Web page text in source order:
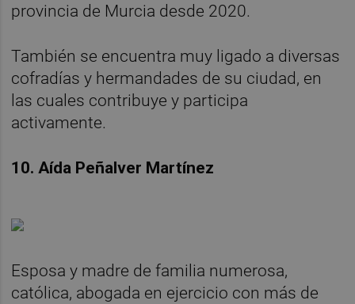
provincia de Murcia desde 2020.
También se encuentra muy ligado a diversas
cofradías y hermandades de su ciudad, en
las cuales contribuye y participa
activamente.
10. Aída Peñalver Martínez
Esposa y madre de familia numerosa,
católica, abogada en ejercicio con más de